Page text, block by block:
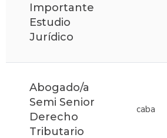
Importante
Estudio
Jurídico
Abogado/a
Semi Senior
Derecho
Tributario
caba